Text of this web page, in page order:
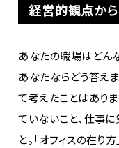
経営的観点か
あなたの職場はどん
あなたならどう答え
て考えたことはあり
ていないこと、仕事
と。「オフィスの在